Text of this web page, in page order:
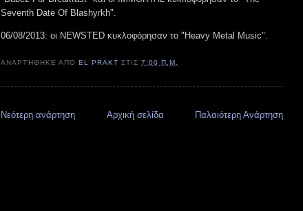
Seventh Date Of Blashyrkh".
06/08/2013: οι NEWSTED κυκλοφόρησαν το "Heavy Metal Music".
ΑΝΑΡΤΉΘΗΚΕ ΑΠΌEL PRAKT ΣΤΙΣ7:00 Π.Μ.
Νεότερη ανάρτηση Παλαιότερη Ανάρτηση
Αρχική σελίδα